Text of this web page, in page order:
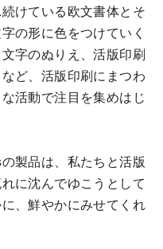
けている欧文書体とそ
の形に色をつけていく
字のぬりえ、活版印刷
ど、活版印刷にまつわ
活動で注目を集めはじ
製品は、私たちと活版
に沈んでゆこうとして
、鮮やかにみせてくれ